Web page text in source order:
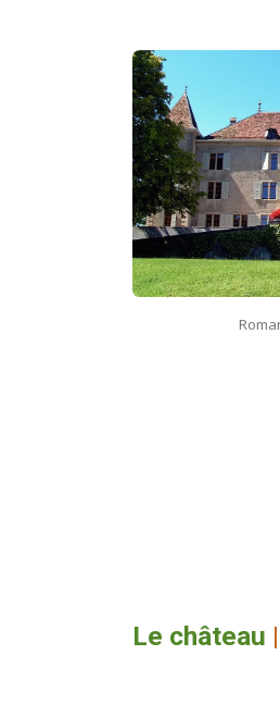
Le château |